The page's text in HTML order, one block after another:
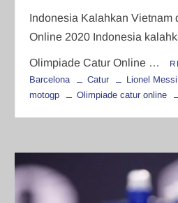
Indonesia Kalahkan Vietnam
Online 2020 Indonesia
Olimpiade Catur Online …
Barcelona Catur Lionel Messi
motogp
Olimpiade catur online